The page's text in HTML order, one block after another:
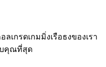
เกรดเกมมิ่งเรือธงของเรา
บคุณที่สุด